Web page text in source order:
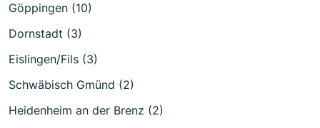
Göppingen (10)
Dornstadt (3)
Eislingen/Fils (3)
Schwäbisch Gmünd (2)
Heidenheim an der Brenz (2)